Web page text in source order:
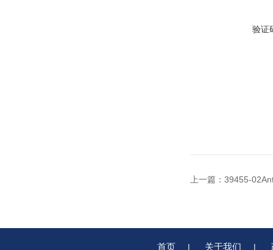
验证
上一篇： 39455-
首页 | 关于我们 |